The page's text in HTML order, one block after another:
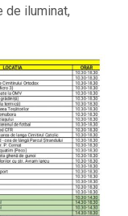
de iluminat,